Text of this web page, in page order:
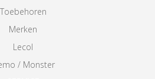
Toebehoren
Merken
Lecol
/ Monster